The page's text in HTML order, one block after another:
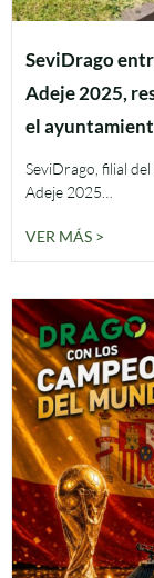
SeviDrago
Adeje 2025,
el
SeviDrago, filial
Adeje 2025…
VER MÁS >